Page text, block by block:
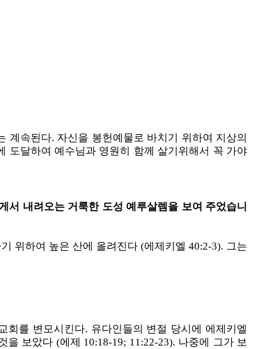
속된다. 자신을 봉헌예물로 바치기 위하여 지상의
도달하여 예수님과 영원히 함께 살기위해서 꼭 가야
서 내려오는 거룩한 도성 예루살렘을 보여 주었습니
위하여 높은 산에 올려진다 (에제키엘 40:2-3). 그는
를 변모시킨다. 유다인들의 변절 당시에 에제키엘
보았다 (에제 10:18-19; 11:22-23). 나중에 그가 보